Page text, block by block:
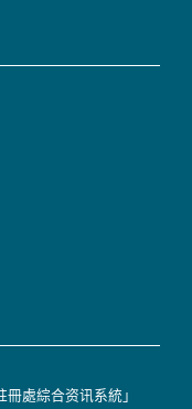
處綜合资讯系統」